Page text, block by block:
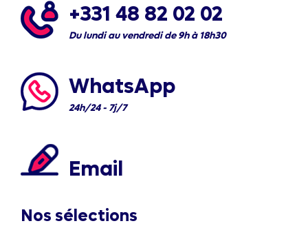
+331 48 82 02 02
Du lundi au vendredi de 9h à 18h30
WhatsApp
24h/24 - 7j/7
Email
Nos sélections